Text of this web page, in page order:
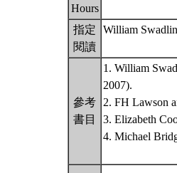
Hours
指定
閱讀
William
參考
書目
1. William
2007).
2. FH Lawson
3. Elizabeth
4. Michael